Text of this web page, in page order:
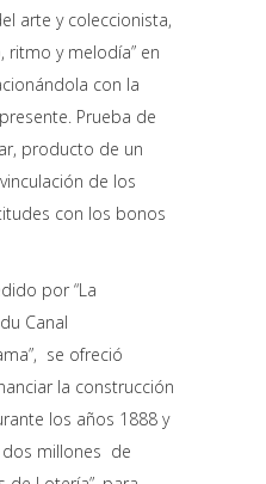
arte y coleccionista,
ritmo y melodía” en
con la
Prueba de
producto de un
de los
con los bonos
por “La
Canal
se ofreció
la construcción
los años 1888 y
millones de